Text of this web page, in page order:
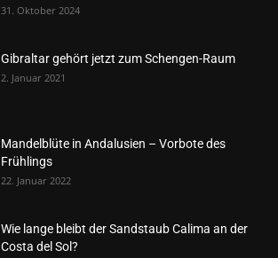
31. Oktober 2024
Gibraltar gehört jetzt zum Schengen-Raum
2. Januar 2021
Mandelblüte in Andalusien – Vorbote des
Frühlings
22. Januar 2022
Wie lange bleibt der Sandstaub Calima an der
Costa del Sol?